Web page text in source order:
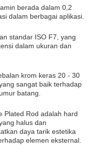
berada dalam 0,2
dalam berbagai aplikasi.
standar ISO F7, yang
dalam ukuran dan
krom keras 20 - 30
sangat baik terhadap
batang.
Plated Rod adalah hard
halus dan
daya tarik estetika
elemen eksternal.